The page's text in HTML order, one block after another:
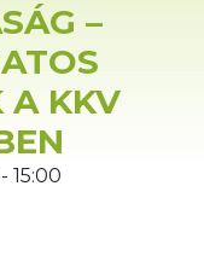
–
A KKV
15:00